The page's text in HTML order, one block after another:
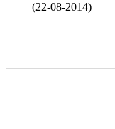
(22-08-2014)